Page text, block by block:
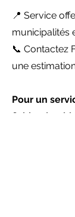
📍 Service
municipalités
📞 Contactez
une
Pour un
fiable,